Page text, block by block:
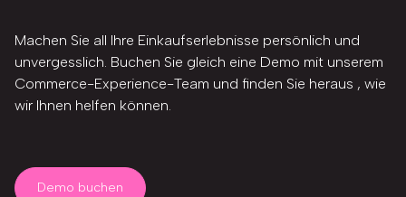
Machen Sie all Ihre Einkaufserlebnisse persönlich und
unvergesslich. Buchen Sie gleich eine Demo mit unserem
Commerce-Experience-Team und finden Sie heraus , wie
wir Ihnen helfen können.
Demo buchen